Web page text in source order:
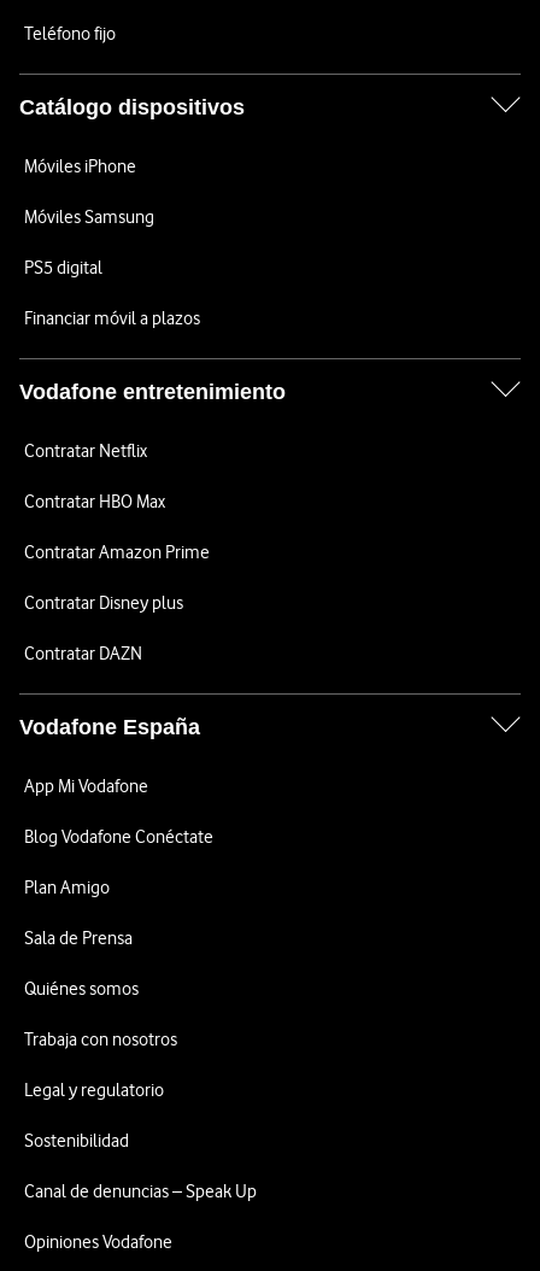
Teléfono fijo
Catálogo dispositivos
Móviles iPhone
Móviles Samsung
PS5 digital
Financiar móvil a plazos
Vodafone entretenimiento
Contratar Netflix
Contratar HBO Max
Contratar Amazon Prime
Contratar Disney plus
Contratar DAZN
Vodafone España
App Mi Vodafone
Blog Vodafone Conéctate
Plan Amigo
Sala de Prensa
Quiénes somos
Trabaja con nosotros
Legal y regulatorio
Sostenibilidad
Canal de denuncias – Speak Up
Opiniones Vodafone